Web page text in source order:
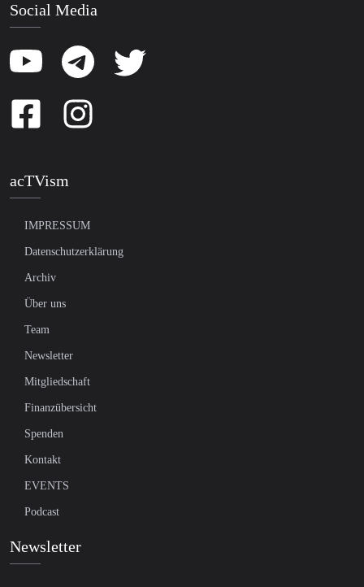
Social Media
acTVism
IMPRESSUM
Datenschutzerklärung
Archiv
Über uns
Team
Newsletter
Mitgliedschaft
Finanzübersicht
Spenden
Kontakt
EVENTS
Podcast
Newsletter